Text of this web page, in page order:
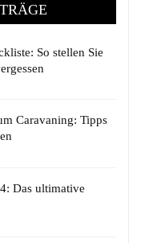
So stellen Sie
Caravaning: Tipps
Das ultimative